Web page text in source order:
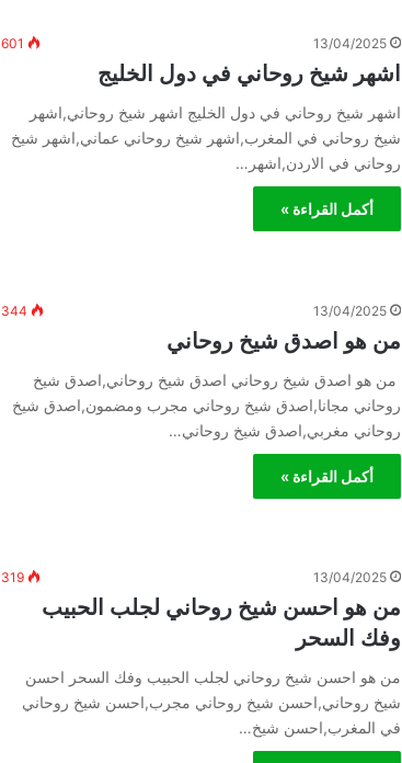
13/04/2025
601
اشهر شيخ روحاني في دول الخليج
اشهر شيخ روحاني في دول الخليج اشهر شيخ روحاني,اشهر
شيخ روحاني في المغرب,اشهر شيخ روحاني عماني,اشهر شيخ
روحاني في الاردن,اشهر…
أكمل القراءة »
13/04/2025
344
من هو اصدق شيخ روحاني
من هو اصدق شيخ روحاني اصدق شيخ روحاني,اصدق شيخ
روحاني مجانا,اصدق شيخ روحاني مجرب ومضمون,اصدق شيخ
روحاني مغربي,اصدق شيخ روحاني…
أكمل القراءة »
13/04/2025
319
من هو احسن شيخ روحاني لجلب الحبيب
وفك السحر
من هو احسن شيخ روحاني لجلب الحبيب وفك السحر احسن
شيخ روحاني,احسن شيخ روحاني مجرب,احسن شيخ روحاني
في المغرب,احسن شيخ…